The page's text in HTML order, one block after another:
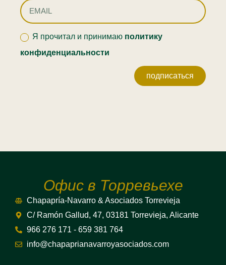
Я прочитал и принимаю политику
конфиденциальности
подписаться
Офис в Торревьехе
Chapapría-Navarro & Asociados Torrevieja
C/ Ramón Gallud, 47, 03181 Torrevieja, Alicante
966 276 171 - 659 381 764
info@chapaprianavarroyasociados.com